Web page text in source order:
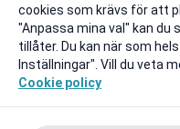
cookies som krävs för att
"Anpassa mina val" kan du
tillåter. Du kan när som
Inställningar". Vill du veta
Cookie policy